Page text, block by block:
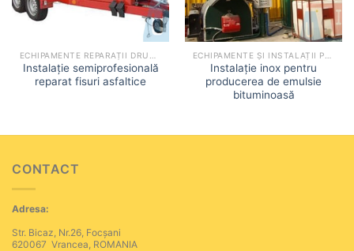
Instalație semiprofesională
reparat fisuri asfaltice
Instalație inox pentru
producerea de emulsie
bituminoasă
CONTACT
Adresa:
Str. Bicaz, Nr.26, Focșani
620067 Vrancea, ROMANIA